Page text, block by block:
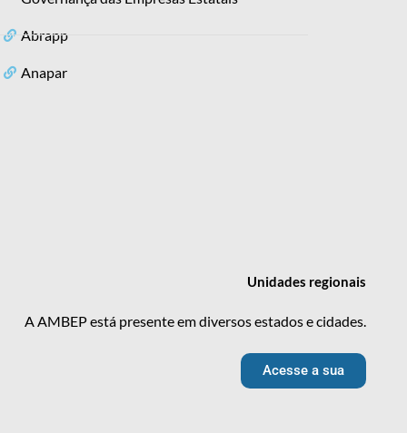
Abrapp
Anapar
Unidades regionais
A AMBEP está presente em diversos estados e cidades.
Acesse a sua